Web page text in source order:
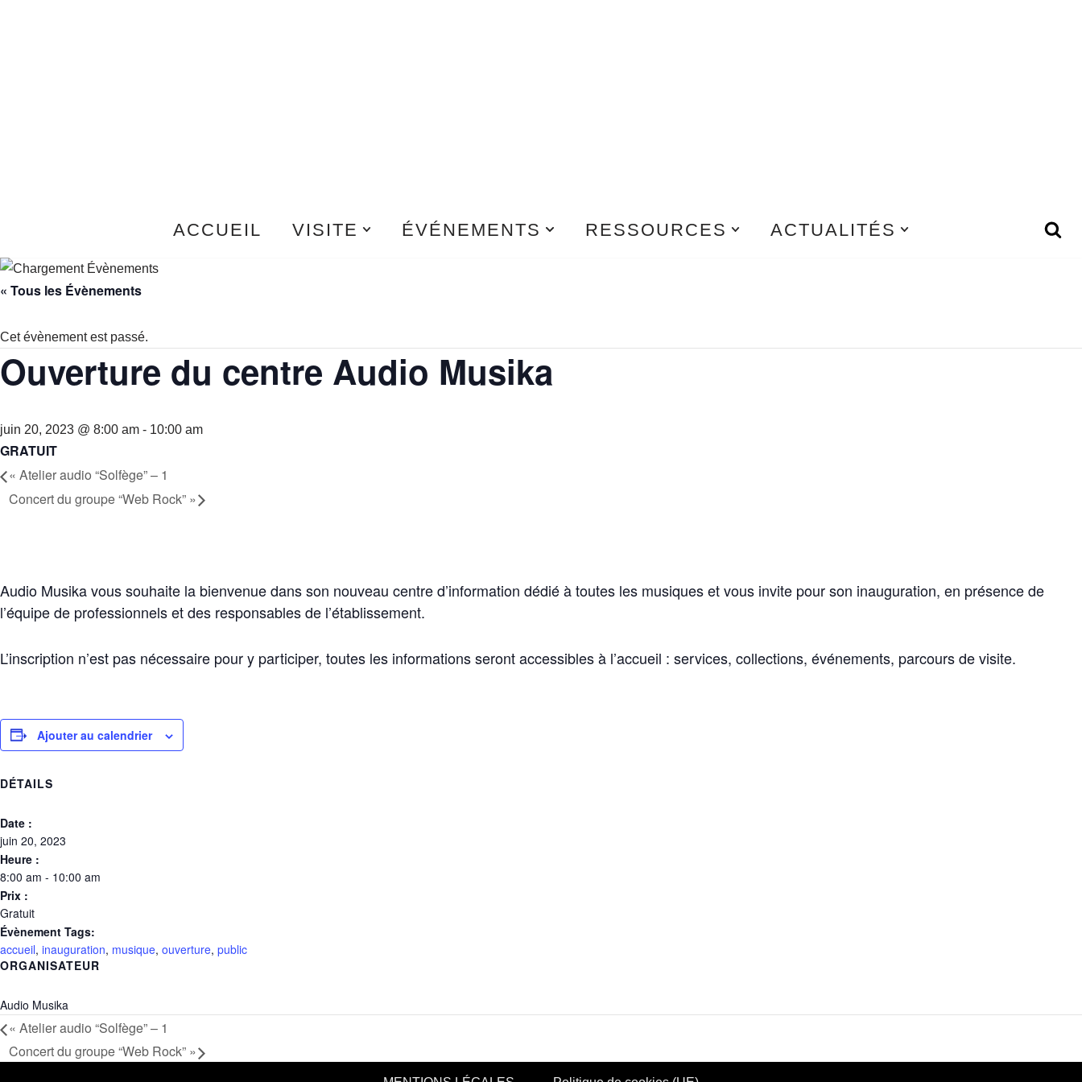
ACCUEIL VISITE ÉVÉNEMENTS RESSOURCES ACTUALITÉS
« Tous les Évènements
Cet évènement est passé.
Ouverture du centre Audio Musika
juin 20, 2023 @ 8:00 am - 10:00 am
GRATUIT
« Atelier audio “Solfège” – 1
Concert du groupe “Web Rock” »
Audio Musika vous souhaite la bienvenue dans son nouveau centre d’information dédié à toutes les musiques et vous invite pour son inauguration, en présence de
l’équipe de professionnels et des responsables de l’établissement.
L’inscription n’est pas nécessaire pour y participer, toutes les informations seront accessibles à l’accueil : services, collections, événements, parcours de visite.
Ajouter au calendrier
DÉTAILS
Date :
juin 20, 2023
Heure :
8:00 am - 10:00 am
Prix :
Gratuit
Évènement Tags:
accueil, inauguration, musique, ouverture, public
ORGANISATEUR
Audio Musika
« Atelier audio “Solfège” – 1
Concert du groupe “Web Rock” »